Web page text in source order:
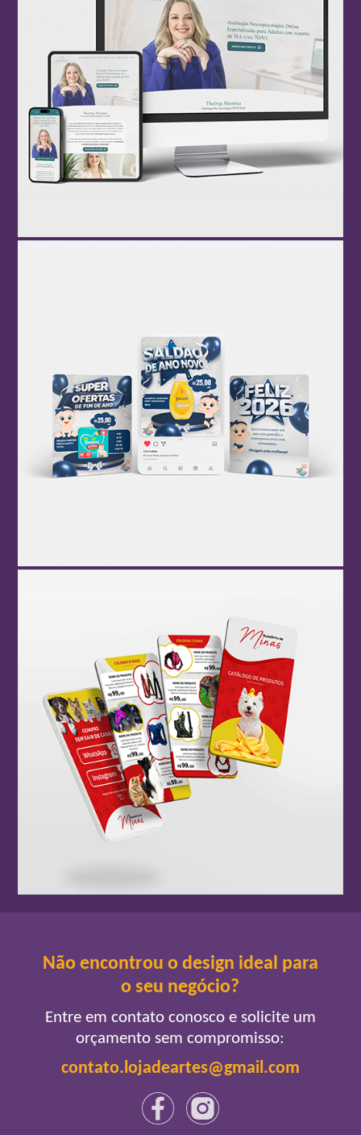
Não encontrou o design ideal para
o seu negócio?
Entre em contato conosco e solicite um
orçamento sem compromisso:
contato.lojadeartes@gmail.com